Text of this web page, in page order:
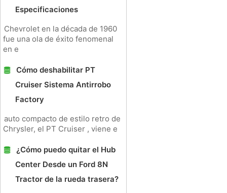
Especificaciones
Chevrolet en la década de 1960
fue una ola de éxito fenomenal
en e
Cómo deshabilitar PT
Cruiser Sistema Antirrobo
Factory
auto compacto de estilo retro de
Chrysler, el PT Cruiser , viene e
¿Cómo puedo quitar el Hub
Center Desde un Ford 8N
Tractor de la rueda trasera?